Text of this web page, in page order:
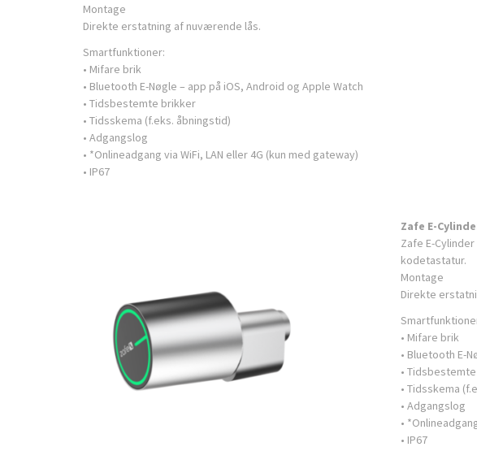
Montage
Direkte erstatning af nuværende lås.
Smartfunktioner:
• Mifare brik
• Bluetooth E-Nøgle – app på iOS, Android og Apple Watch
• Tidsbestemte brikker
• Tidsskema (f.eks. åbningstid)
• Adgangslog
• *Onlineadgang via WiFi, LAN eller 4G (kun med gateway)
• IP67
Zafe E-
Zafe E-
kodetastatur.
Montage
Direkte
• Mifare brik
• Bluetooth E-
•
• Tidsskema
• Adgangslog
•
• IP67